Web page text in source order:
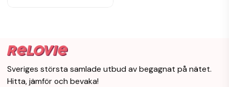
Sveriges största samlade utbud av begagnat på nätet.
Hitta, jämför och bevaka!